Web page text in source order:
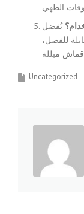
يُفضل
للفصل،
Uncategorized